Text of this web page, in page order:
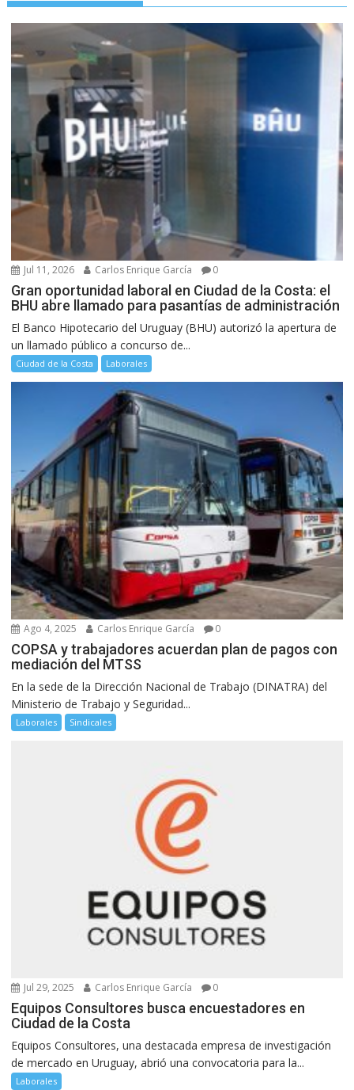
Jul 11, 2026 Carlos Enrique García 0
Gran oportunidad laboral en Ciudad de la Costa: el
BHU abre llamado para pasantías de administración
El Banco Hipotecario del Uruguay (BHU) autorizó la apertura de
un llamado público a concurso de...
Ciudad de la Costa Laborales
Ago 4, 2025 Carlos Enrique García 0
COPSA y trabajadores acuerdan plan de pagos con
mediación del MTSS
En la sede de la Dirección Nacional de Trabajo (DINATRA) del
Ministerio de Trabajo y Seguridad...
Laborales Sindicales
Jul 29, 2025 Carlos Enrique García 0
Equipos Consultores busca encuestadores en
Ciudad de la Costa
Equipos Consultores, una destacada empresa de investigación
de mercado en Uruguay, abrió una convocatoria para la...
Laborales